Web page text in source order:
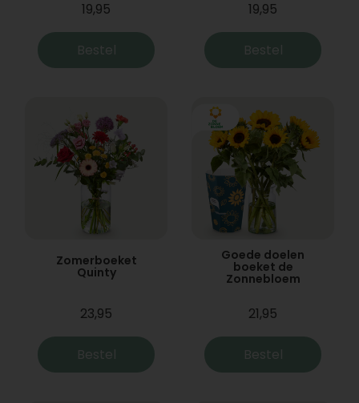
19,95
Bestel
19,95
Bestel
Zomerboeket
Quinty
23,95
Bestel
Goede doelen
boeket de
Zonnebloem
21,95
Bestel